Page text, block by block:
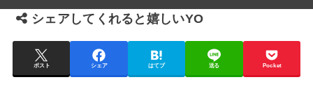
シェアしてくれると嬉しいYO
ポスト シェア はてブ 送る Pocket